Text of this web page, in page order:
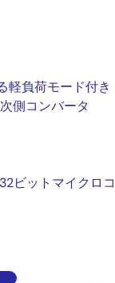
軽負荷モード付き
側コンバータ
ビットマイクロ